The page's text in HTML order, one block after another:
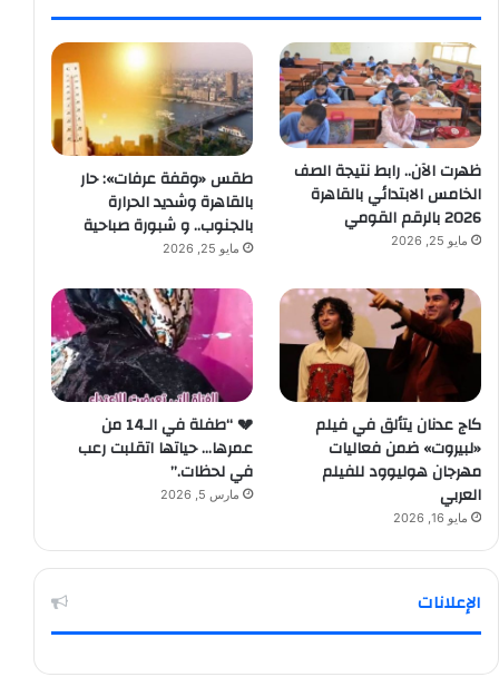
ظهرت الآن.. رابط نتيجة الصف
الخامس الابتدائي بالقاهرة
2026 بالرقم القومي
مايو 25, 2026
طقس «وقفة عرفات»: حار
بالقاهرة وشديد الحرارة
بالجنوب.. و شبورة صباحية
مايو 25, 2026
كاج عدنان يتألق في فيلم
«لبيروت» ضمن فعاليات
مهرجان هوليوود للفيلم
العربي
مايو 16, 2026
💔 “طفلة في الـ14 من
عمرها… حياتها اتقلبت رعب
في لحظات.”
مارس 5, 2026
الإعلانات